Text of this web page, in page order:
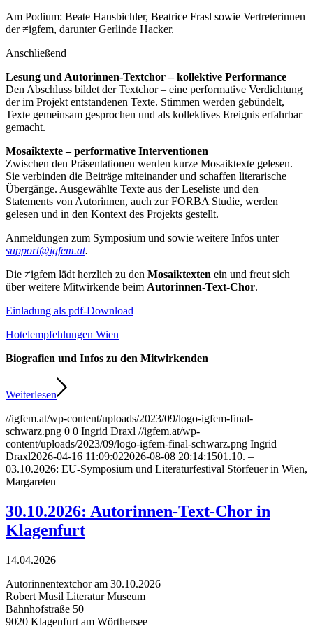
Am Podium: Beate Hausbichler, Beatrice Frasl sowie Vertreterinnen
der ≠igfem, darunterGerlinde Hacker.
Anschließend
Lesung und Autorinnen-Textchor – kollektive Performance
Den Abschluss bildet der Textchor – eine performative Verdichtung
der im Projekt entstandenen Texte. Stimmen werden gebündelt,
Texte gemeinsam gesprochen und als kollektives Ereignis erfahrbar
gemacht.
Mosaiktexte – performative Interventionen
Zwischen den Präsentationen werden kurze Mosaiktexte gelesen.
Sie verbinden die Beiträge miteinander und schaffen literarische
Übergänge. Ausgewählte Texte aus der Leseliste und den
Statements von Autorinnen, auch zur FORBA Studie, werden
gelesen und in den Kontext des Projekts gestellt.
Anmeldungen zum Symposium und sowie weitere Infos unter
support@igfem.at.
Die ≠igfem lädt herzlich zu den Mosaiktexten ein und freut sich
über weitere Mitwirkende beim Autorinnen-Text-Chor.
Einladung als pdf-Download
Hotelempfehlungen Wien
Biografien und Infos zu den Mitwirkenden
Weiterlesen
//igfem.at/wp-content/uploads/2023/09/logo-igfem-final-
schwarz.png 0 0 Ingrid Draxl //igfem.at/wp-
content/uploads/2023/09/logo-igfem-final-schwarz.png Ingrid
Draxl2026-04-16 11:09:022026-08-08 20:14:1501.10. –
03.10.2026: EU-Symposium und Literaturfestival Störfeuer in Wien,
Margareten
30.10.2026: Autorinnen-Text-Chor in
Klagenfurt
14.04.2026
Autorinnentextchor am 30.10.2026
Robert Musil Literatur Museum
Bahnhofstraße 50
9020 Klagenfurt am Wörthersee